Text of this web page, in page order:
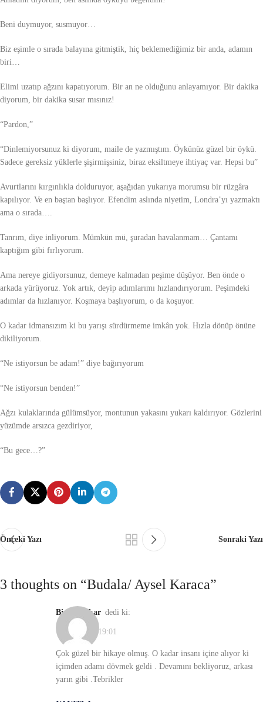
Beni duymuyor, susmuyor…
Biz eşimle o sırada balayına gitmiştik, hiç beklemediğimiz bir anda, adamın
biri…
Elimi uzatıp ağzını kapatıyorum. Bir an ne olduğunu anlayamıyor. Bir dakika
diyorum, bir dakika susar mısınız!
“Pardon,”
“Dinlemiyorsunuz ki diyorum, maile de yazmıştım. Öykünüz güzel bir öykü.
Sadece gereksiz yüklerle şişirmişsiniz, biraz eksiltmeye ihtiyaç var. Hepsi bu”
Avurtlarını kırgınlıkla dolduruyor, aşağıdan yukarıya morumsu bir rüzgâra
kapılıyor. Ve en baştan başlıyor. Efendim aslında niyetim, Londra’yı yazmaktı
ama o sırada….
Tanrım, diye inliyorum. Mümkün mü, şuradan havalanmam… Çantamı
kaptığım gibi fırlıyorum.
Ama nereye gidiyorsunuz, demeye kalmadan peşime düşüyor. Ben önde o
arkada yürüyoruz. Yok artık, deyip adımlarımı hızlandırıyorum. Peşimdeki
adımlar da hızlanıyor. Koşmaya başlıyorum, o da koşuyor.
O kadar idmansızım ki bu yarışı sürdürmeme imkân yok. Hızla dönüp önüne
dikiliyorum.
“Ne istiyorsun be adam!” diye bağırıyorum
“Ne istiyorsun benden!”
Ağzı kulaklarında gülümsüyor, montunun yakasını yukarı kaldırıyor. Gözlerini
yüzümde arsızca gezdiriyor,
“Bu gece…?”
Önceki Yazı Sonraki Yazı
3 thoughts on “Budala/ Aysel Karaca”
Birsen Yakar dedi ki:
12/12/2020, 19:01
Çok güzel bir hikaye olmuş. O kadar insanı içine alıyor ki
içimden adamı dövmek geldi . Devamını bekliyoruz, arkası
yarın gibi .Tebrikler